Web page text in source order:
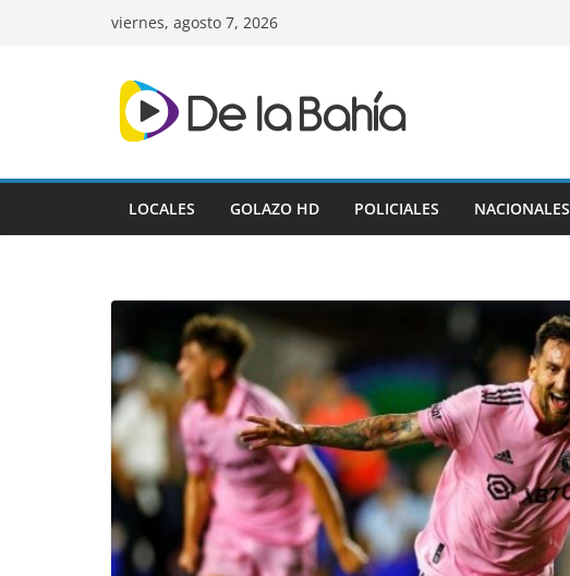
viernes, agosto 7, 2026
LOCALES GOLAZO HD POLICIALES NACIONALES